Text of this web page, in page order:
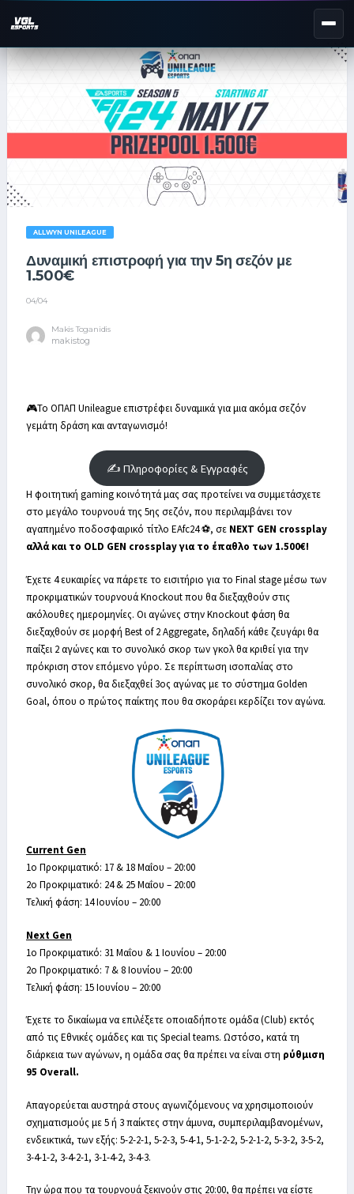
NEXT EVENT — REGISTER NOW
eKypello Elladas REGISTER →
TOURNAMENTS eNATIONAL
UNILEAGUE
NEWS
ALLWYN UNILEAGUE
Δυναμική επιστροφή για την 5η σεζόν με
1.500€
04/04
Makis Toganidis
makistog
🎮Το ΟΠΑΠ Unileague επιστρέφει δυναμικά για μια ακόμα σεζόν
γεμάτη δράση και ανταγωνισμό!
✍ Πληροφορίες & Εγγραφές
Η φοιτητική gaming κοινότητά μας σας προτείνει να συμμετάσχετε
στο μεγάλο τουρνουά της 5ης σεζόν, που περιλαμβάνει τον
αγαπημένο ποδοσφαιρικό τίτλο EAfc24 ⚽, σε NEXT GEN crossplay
αλλά και το OLD GEN crossplay για το έπαθλο των 1.500€!
Έχετε 4 ευκαιρίες να πάρετε το εισιτήριο για το Final stage μέσω των
προκριματικών τουρνουά Knockout που θα διεξαχθούν στις
ακόλουθες ημερομηνίες. Οι αγώνες στην Knockout φάση θα
διεξαχθούν σε μορφή Best of 2 Aggregate, δηλαδή κάθε ζευγάρι θα
παίξει 2 αγώνες και το συνολικό σκορ των γκολ θα κριθεί για την
πρόκριση στον επόμενο γύρο. Σε περίπτωση ισοπαλίας στο
συνολικό σκορ, θα διεξαχθεί 3ος αγώνας με το σύστημα Golden
Goal, όπου ο πρώτος παίκτης που θα σκοράρει κερδίζει τον αγώνα.
Current Gen
1ο Προκριματικό: 17 & 18 Μαΐου – 20:00
2ο Προκριματικό: 24 & 25 Μαΐου – 20:00
Τελική φάση: 14 Ιουνίου – 20:00
Next Gen
1ο Προκριματικό: 31 Μαΐου & 1 Ιουνίου – 20:00
2ο Προκριματικό: 7 & 8 Ιουνίου – 20:00
Τελική φάση: 15 Ιουνίου – 20:00
Έχετε το δικαίωμα να επιλέξετε οποιαδήποτε ομάδα (Club) εκτός
από τις Εθνικές ομάδες και τις Special teams. Ωστόσο, κατά τη
διάρκεια των αγώνων, η ομάδα σας θα πρέπει να είναι στη ρύθμιση
95 Overall.
Απαγορεύεται αυστηρά στους αγωνιζόμενους να χρησιμοποιούν
σχηματισμούς με 5 ή 3 παίκτες στην άμυνα, συμπεριλαμβανομένων,
ενδεικτικά, των εξής: 5-2-2-1, 5-2-3, 5-4-1, 5-1-2-2, 5-2-1-2, 5-3-2, 3-5-2,
3-4-1-2, 3-4-2-1, 3-1-4-2, 3-4-3.
Την ώρα που τα τουρνουά ξεκινούν στις 20:00, θα πρέπει να είστε